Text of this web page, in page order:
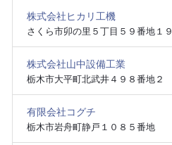
株式会社ヒカリ工機
さくら市卯の里５丁目５９番地１９
株式会社山中設備工業
栃木市大平町北武井４９８番地２
有限会社コグチ
栃木市岩舟町静戸１０８５番地